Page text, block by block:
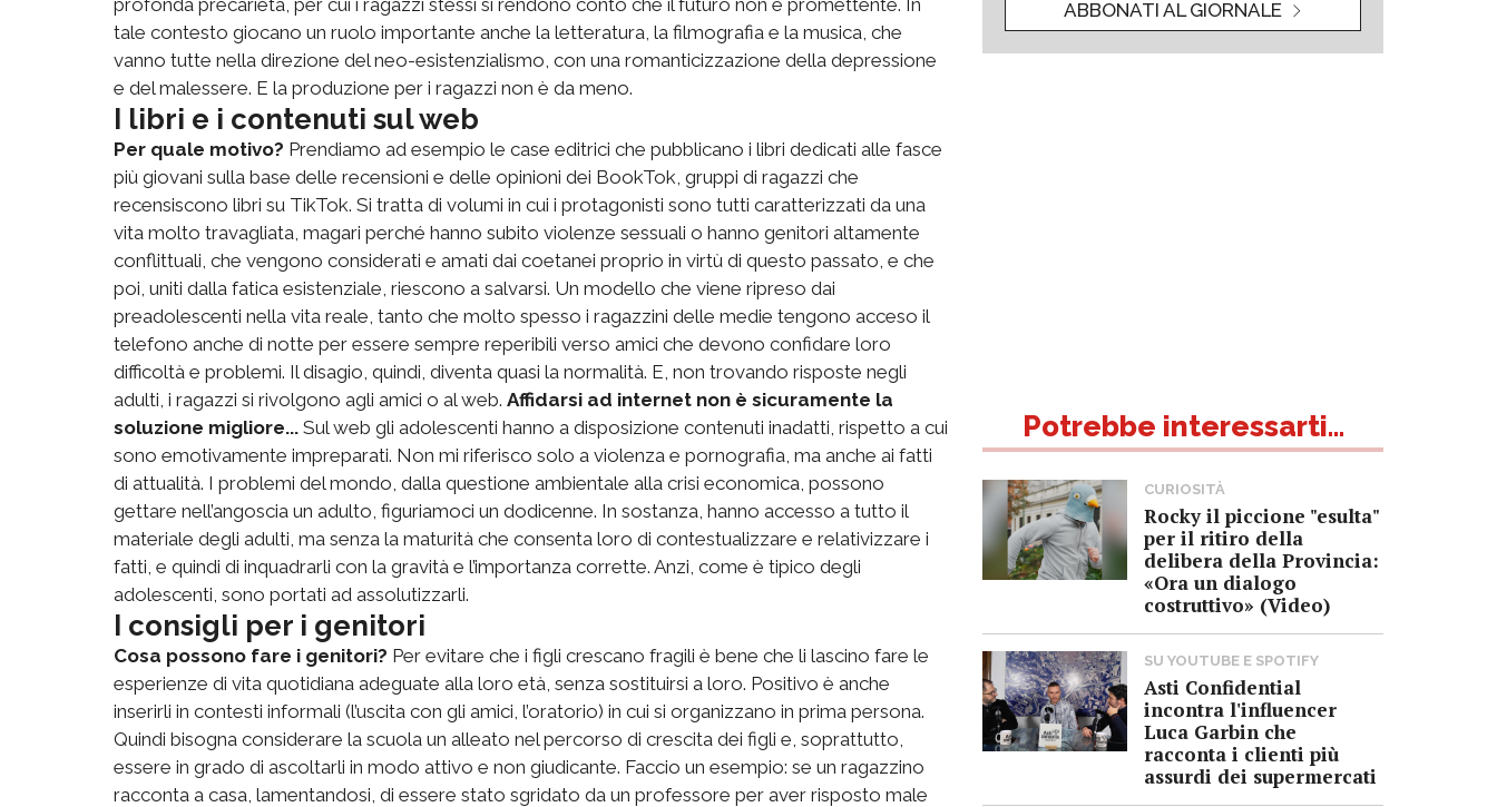
tale contesto giocano un ruolo importante anche la letteratura, la filmografia e la musica, che
vanno tutte nella direzione del neo-esistenzialismo, con una romanticizzazione della depressione
e del malessere. E la produzione per i ragazzi non è da meno.
I libri e i contenuti sul web
Per quale motivo? Prendiamo ad esempio le case editrici che pubblicano i libri dedicati alle fasce
più giovani sulla base delle recensioni e delle opinioni dei BookTok, gruppi di ragazzi che
recensiscono libri su TikTok. Si tratta di volumi in cui i protagonisti sono tutti caratterizzati da una
vita molto travagliata, magari perché hanno subito violenze sessuali o hanno genitori altamente
conflittuali, che vengono considerati e amati dai coetanei proprio in virtù di questo passato, e che
poi, uniti dalla fatica esistenziale, riescono a salvarsi. Un modello che viene ripreso dai
preadolescenti nella vita reale, tanto che molto spesso i ragazzini delle medie tengono acceso il
telefono anche di notte per essere sempre reperibili verso amici che devono confidare loro
difficoltà e problemi. Il disagio, quindi, diventa quasi la normalità. E, non trovando risposte negli
adulti, i ragazzi si rivolgono agli amici o al web. Affidarsi ad internet non è sicuramente la
soluzione migliore... Sul web gli adolescenti hanno a disposizione contenuti inadatti, rispetto a cui
sono emotivamente impreparati. Non mi riferisco solo a violenza e pornografia, ma anche ai fatti
di attualità. I problemi del mondo, dalla questione ambientale alla crisi economica, possono
gettare nell’angoscia un adulto, figuriamoci un dodicenne. In sostanza, hanno accesso a tutto il
materiale degli adulti, ma senza la maturità che consenta loro di contestualizzare e relativizzare i
fatti, e quindi di inquadrarli con la gravità e l’importanza corrette. Anzi, come è tipico degli
adolescenti, sono portati ad assolutizzarli.
I consigli per i genitori
Cosa possono fare i genitori? Per evitare che i figli crescano fragili è bene che li lascino fare le
esperienze di vita quotidiana adeguate alla loro età, senza sostituirsi a loro. Positivo è anche
inserirli in contesti informali (l’uscita con gli amici, l’oratorio) in cui si organizzano in prima persona.
Quindi bisogna considerare la scuola un alleato nel percorso di crescita dei figli e, soprattutto,
essere in grado di ascoltarli in modo attivo e non giudicante. Faccio un esempio: se un ragazzino
racconta a casa, lamentandosi, di essere stato sgridato da un professore per aver risposto male
ABBONATI AL GIORNALE
Potrebbe interessarti...
CURIOSITÀ
Rocky il piccione "esulta"
per il ritiro della
delibera della Provincia:
«Ora un dialogo
costruttivo» (Video)
SU YOUTUBE E SPOTIFY
Asti Confidential
incontra l'influencer
Luca Garbin che
racconta i clienti più
assurdi dei supermercati